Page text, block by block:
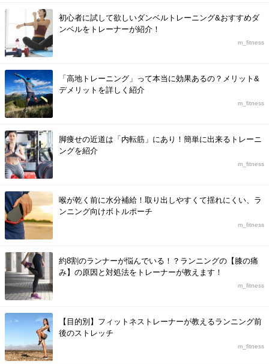
初心者に試して欲しいダンベルトレーニング&おすすめダ
ンベルをトレーナーが紹介！
m_fitness
「高地トレーニング」って本当に効果あるの？メリット&
デメリットを詳しく紹介
m_fitness
脚痩せの近道は「内転筋」にあり！簡単に出来るトレーニ
ングを紹介
m_fitness
喉が乾く前に水分補給！取り出しやすくて揺れにくい、ラ
ンニング向けボトルポーチ
m_fitness
約8割のランナーが悩んでいる！？ランニングの【膝の痛
み】の原因と対処法をトレーナーが教えます！
m_fitness
【目的別】フィットネストレーナーが教えるランニング前
後のストレッチ
m_fitness